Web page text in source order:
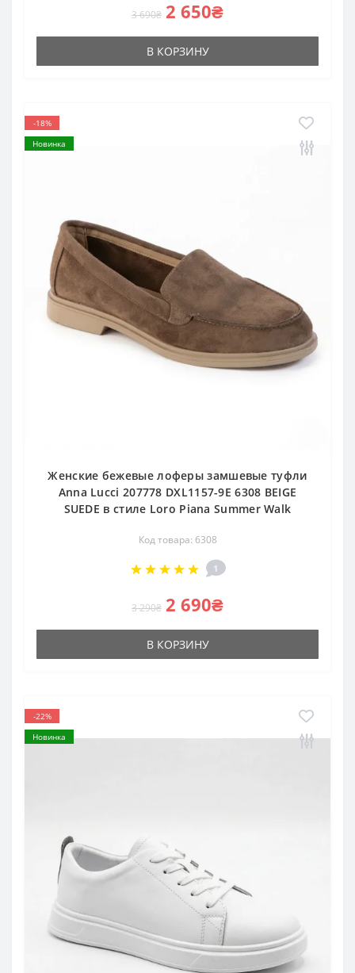
3 690₴ 2 650₴
В КОРЗИНУ
-18%
Новинка
Женские бежевые лоферы замшевые туфли
Anna Lucci 207778 DXL1157-9E 6308 BEIGE
SUEDE в стиле Loro Piana Summer Walk
Код товара: 6308
1
3 290₴ 2 690₴
В КОРЗИНУ
-22%
Новинка